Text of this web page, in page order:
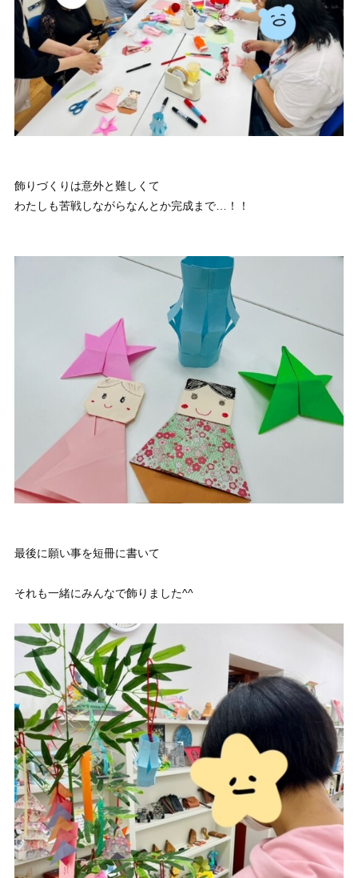
飾りづくりは意外と難しくて
わたしも苦戦しながらなんとか完成まで…！！
最後に願い事を短冊に書いて
それも一緒にみんなで飾りました^^